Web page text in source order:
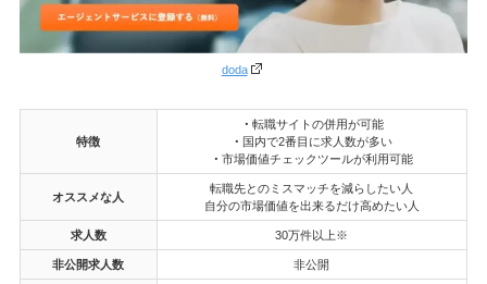
doda
特徴
・ 転職サイトの併用が可能
・ 国内で2番目に求人数が多い
・市場価値チェックツールが利用可能
オススメな人
転職先とのミスマッチを減らしたい人
自分の市場価値を出来るだけ高めたい人
求人数 30万件以上※
非公開求人数 非公開